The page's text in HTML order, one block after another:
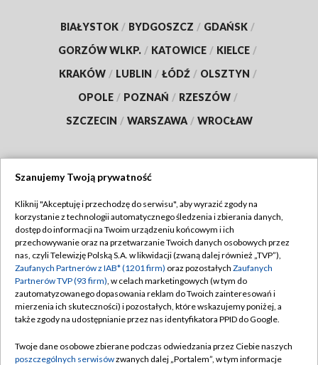
BIAŁYSTOK / BYDGOSZCZ / GDAŃSK /
GORZÓW WLKP. / KATOWICE / KIELCE /
KRAKÓW / LUBLIN / ŁÓDŹ / OLSZTYN /
OPOLE / POZNAŃ / RZESZÓW /
SZCZECIN / WARSZAWA / WROCŁAW
TVP
Abonament TVP
Emisja w TVP
Centrum informacji TVP
Naziemna Telewizja Cyfrowa
Rada Programowa
Regulamin TVP
Polityka prywatności
Moje zgody
Pomoc
Kontakt
Szanujemy Twoją prywatność
Kliknij "Akceptuję i przechodzę do serwisu", aby wyrazić zgody na
korzystanie z technologii automatycznego śledzenia i zbierania danych,
dostęp do informacji na Twoim urządzeniu końcowym i ich
przechowywanie oraz na przetwarzanie Twoich danych osobowych przez
nas, czyli Telewizję Polską S.A. w likwidacji (zwaną dalej również „TVP”),
Zaufanych Partnerów z IAB* (1201 firm) oraz pozostałych Zaufanych
Partnerów TVP (93 firm), w celach marketingowych (w tym do
zautomatyzowanego dopasowania reklam do Twoich zainteresowań i
mierzenia ich skuteczności) i pozostałych, które wskazujemy poniżej, a
także zgody na udostępnianie przez nas identyfikatora PPID do Google.
Twoje dane osobowe zbierane podczas odwiedzania przez Ciebie naszych
poszczególnych serwisówzwanych dalej „Portalem”, w tym informacje